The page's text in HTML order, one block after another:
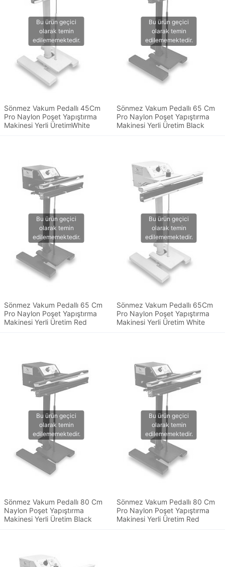
Sönmez Vakum Pedallı 45Cm
Pro Naylon Poşet Yapıştırma
Makinesi Yerli ÜretimWhite
Sönmez Vakum Pedallı 65 Cm
Pro Naylon Poşet Yapıştırma
Makinesi Yerli Üretim Black
Sönmez Vakum Pedallı 65 Cm
Pro Naylon Poşet Yapıştırma
Makinesi Yerli Üretim Red
Sönmez Vakum Pedallı 65Cm
Pro Naylon Poşet Yapıştırma
Makinesi Yerli Üretim White
Sönmez Vakum Pedallı 80 Cm
Naylon Poşet Yapıştırma
Makinesi Yerli Üretim Black
Sönmez Vakum Pedallı 80 Cm
Pro Naylon Poşet Yapıştırma
Makinesi Yerli Üretim Red